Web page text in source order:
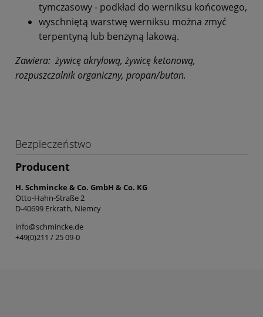
tymczasowy - podkład do werniksu końcowego,
wyschniętą warstwę werniksu można zmyć
terpentyną lub benzyną lakową.
Zawiera: żywicę akrylową, żywicę ketonową,
rozpuszczalnik organiczny, propan/butan.
Bezpieczeństwo
Producent
H. Schmincke & Co. GmbH & Co. KG
Otto-Hahn-Straße 2
D-40699 Erkrath, Niemcy
info@schmincke.de
+49(0)211 / 25 09-0